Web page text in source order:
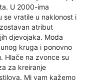
U 2000-ima
se vratile u naklonost i
atribut
djevojaka. Moda
kruga i ponovno
Hlače na zvonce su
za kreiranje
Mi vam kažemo